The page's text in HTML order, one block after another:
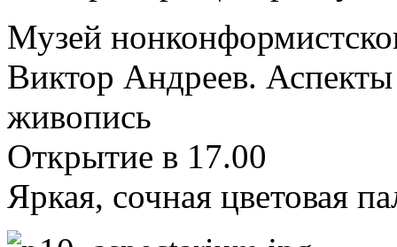
Музей
Виктор Андреев.
живопись
Открытие в 17.00
Яркая, сочная цветовая